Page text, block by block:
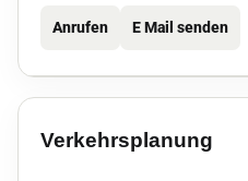
Anrufen E Mail senden
Verkehrsplanung